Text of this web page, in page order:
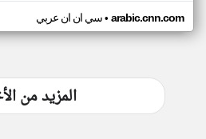
سي ان ان عربي• arabic.cnn.com
المزيد من